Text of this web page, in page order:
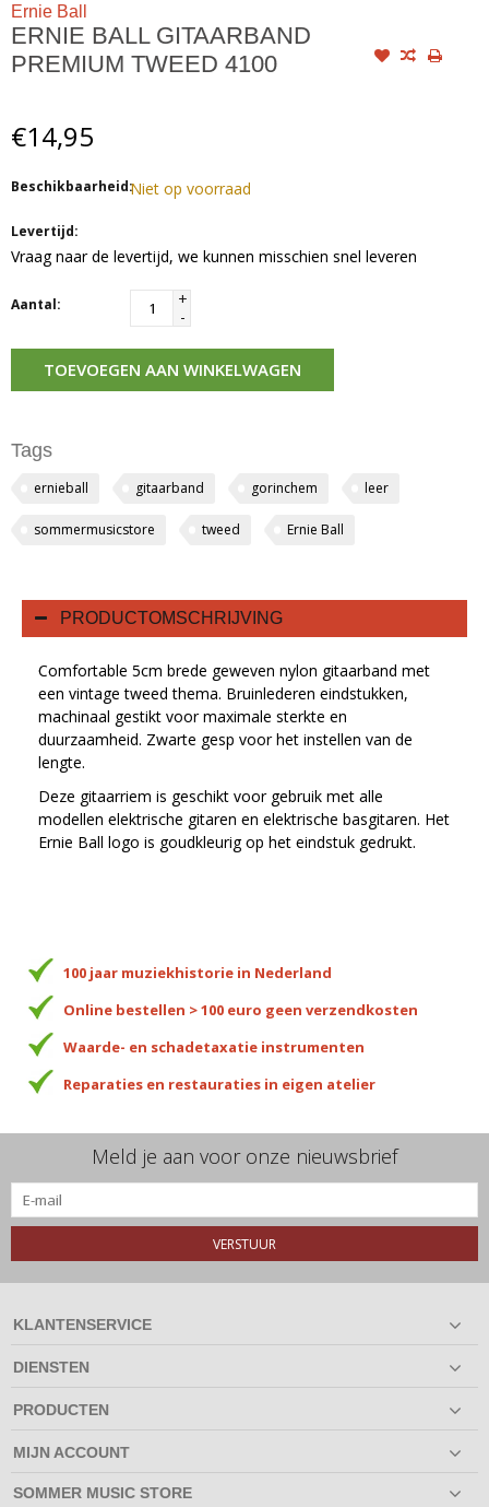
Ernie Ball
ERNIE BALL GITAARBAND
PREMIUM TWEED 4100
€14,95
Beschikbaarheid:Niet op voorraad
Levertijd:
Vraag naar de levertijd, we kunnen misschien snel leveren
Aantal:
+
-
TOEVOEGEN AAN WINKELWAGEN
Tags
ernieball gitaarband gorinchem leer
sommermusicstore tweed Ernie Ball
PRODUCTOMSCHRIJVING
Comfortable 5cm brede geweven nylon gitaarband met
een vintage tweed thema. Bruinlederen eindstukken,
machinaal gestikt voor maximale sterkte en
duurzaamheid. Zwarte gesp voor het instellen van de
lengte.
Deze gitaarriem is geschikt voor gebruik met alle
modellen elektrische gitaren en elektrische basgitaren. Het
Ernie Ball logo is goudkleurig op het eindstuk gedrukt.
100 jaar muziekhistorie in Nederland
Online bestellen > 100 euro geen verzendkosten
Waarde- en schadetaxatie instrumenten
Reparaties en restauraties in eigen atelier
Meld je aan voor onze nieuwsbrief
VERSTUUR
KLANTENSERVICE
DIENSTEN
PRODUCTEN
MIJN ACCOUNT
SOMMER MUSIC STORE